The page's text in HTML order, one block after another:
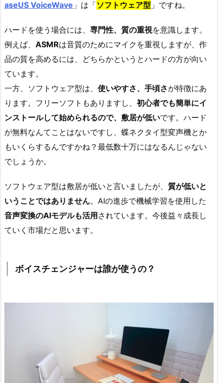
aseUS VoiceWave 」は「ソフトウェア型 」ですね。
ハードを使う場合には、 専門性、質の重視を意識します。
例えば、 ASMRは音質のためにマイクを重視しますが、作
品の質を高めるには、どちらかというとハードの方が向い
ています。
一方、ソフトウェア型は、 使いやすさ、手頃さが特徴にあ
ります。フリーソフトもありますし、 初心者でも簡単にイ
ンストールして始められるので、敷居が低いです。ハード
が無料なんてことはないですし、蝶ネクタイ型変声機とか
もいくらするんですかね？最低数十万にはなるんじゃない
でしょうか。
ソフトウェア型は敷居が低いと言いましたが、 質が低いと
いうことではありません。AIの進歩で機械学習を使用した
音声変換のAIモデルも活用されています。今後益々成長し
ていく市場だと思います。
ボイスチェンジャーは誰が使うの？